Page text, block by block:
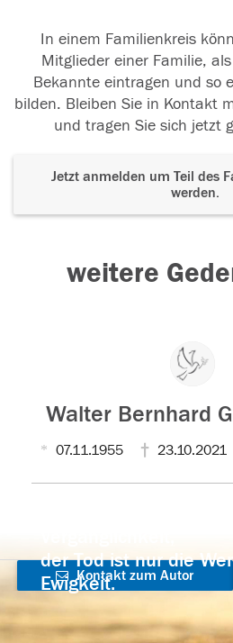
In einem Familienkreis
Mitglieder einer Familie,
Bekannte eintragen und so
bilden. Bleiben Sie in Kontakt
und tragen Sie sich jetzt
Jetzt anmelden um Teil des
werden.
weitere
Walter Bernhard
07.11.1955 23.10.2021
der Tod ist nur die
Ewigkeit.
Kontakt zum Autor
aufnehmen